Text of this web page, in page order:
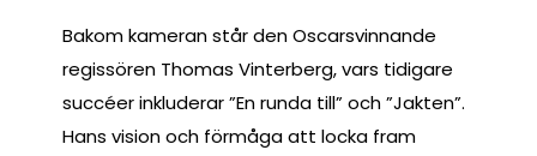
Bakom kameran står den Oscarsvinnande
regissören Thomas Vinterberg, vars tidigare
succéer inkluderar ”En runda till” och ”Jakten”.
Hans vision och förmåga att locka fram